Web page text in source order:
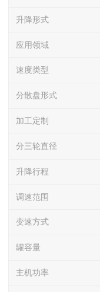
升降形式
应用领域
速度类型
分散盘形式
加工定制
分三轮直径
升降行程
调速范围
变速方式
罐容量
主机功率